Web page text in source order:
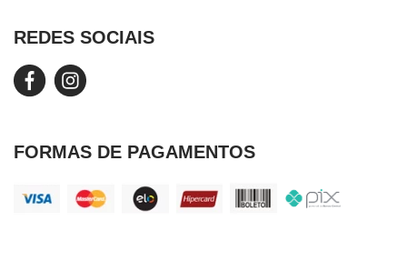
Editar Cookies
Duvidas Frequentes
REDES SOCIAIS
FORMAS DE PAGAMENTOS